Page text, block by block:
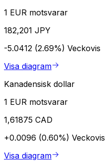
1 EUR motsvarar
182,201 JPY
-5.0412 (2.69%) Veckovis
Visa diagram
Kanadensisk dollar
1 EUR motsvarar
1,61875 CAD
+0.0096 (0.60%) Veckovis
Visa diagram